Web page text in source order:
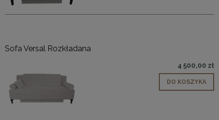
Sofa Versal Rozkładana
4 500,00 zł
DO KOSZYKA